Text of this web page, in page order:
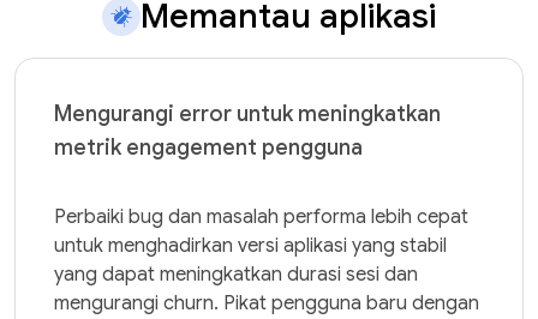
Memantau aplikasi
Mengurangi error untuk meningkatkan
metrik engagement pengguna
Perbaiki bug dan masalah performa lebih cepat
untuk menghadirkan versi aplikasi yang stabil
yang dapat meningkatkan durasi sesi dan
mengurangi churn. Pikat pengguna baru dengan